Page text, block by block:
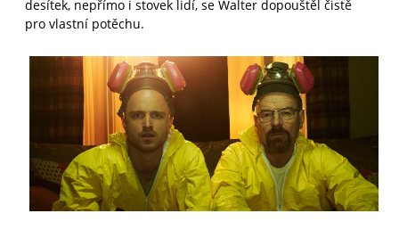
desítek, nepřímo i stovek lidí, se Walter dopouštěl čistě
pro vlastní potěchu.